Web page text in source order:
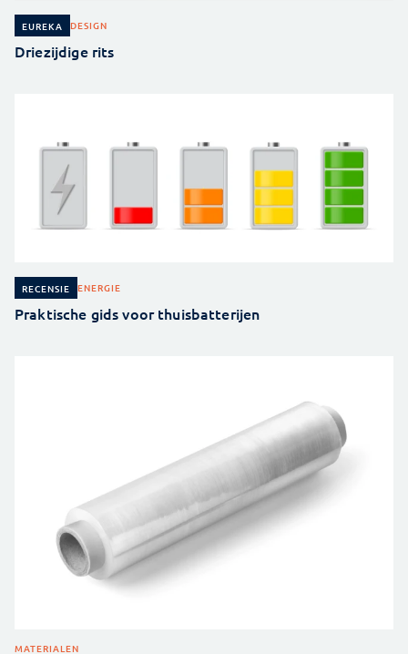
EUREKA DESIGN
Driezijdige rits
RECENSIE ENERGIE
Praktische gids voor thuisbatterijen
MATERIALEN